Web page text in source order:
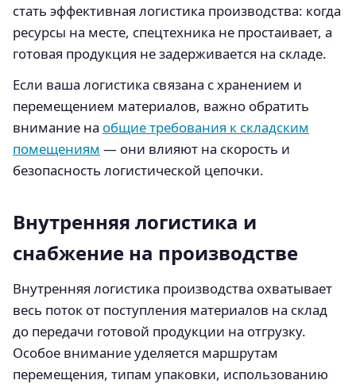
стать эффективная логистика производства: когда
ресурсы на месте, спецтехника не простаивает, а
готовая продукция не задерживается на складе.
Если ваша логистика связана с хранением и
перемещением материалов, важно обратить
внимание на общие требования к складским
помещениям — они влияют на скорость и
безопасность логистической цепочки.
Внутренняя логистика и
снабжение на производстве
Внутренняя логистика производства охватывает
весь поток от поступления материалов на склад
до передачи готовой продукции на отгрузку.
Особое внимание уделяется маршрутам
перемещения, типам упаковки, использованию